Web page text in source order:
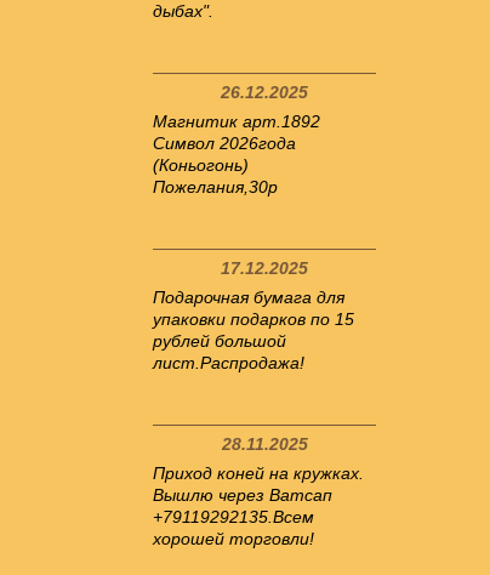
дыбах".
26.12.2025
Магнитик арт.1892
Символ 2026года
(Коньогонь)
Пожелания,30р
17.12.2025
Подарочная бумага для
упаковки подарков по 15
рублей большой
лист.Распродажа!
28.11.2025
Приход коней на кружках.
Вышлю через Ватсап
+79119292135.Всем
хорошей торговли!